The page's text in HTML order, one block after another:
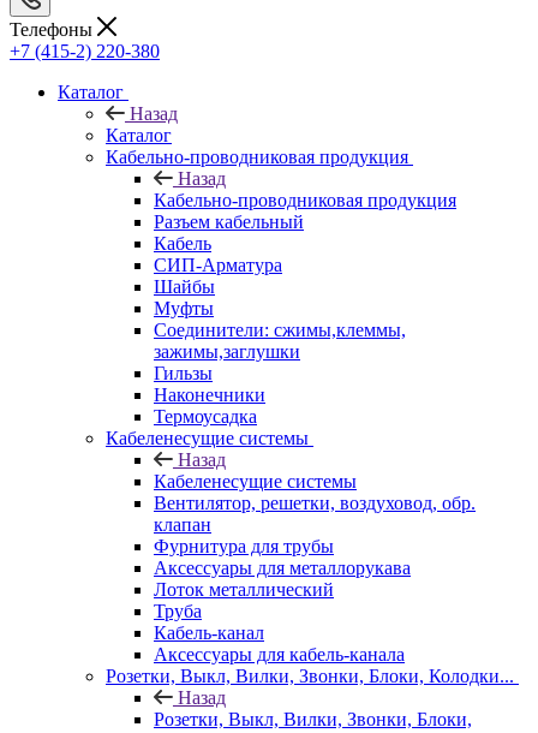
Телефоны
+7 (415-2) 220-380
Каталог
Назад
Каталог
Кабельно-проводниковая продукция
Назад
Кабельно-проводниковая продукция
Разъем кабельный
Кабель
СИП-Арматура
Шайбы
Муфты
Соединители: сжимы,клеммы,
зажимы,заглушки
Гильзы
Наконечники
Термоусадка
Кабеленесущие системы
Назад
Кабеленесущие системы
Вентилятор, решетки, воздуховод, обр.
клапан
Фурнитура для трубы
Аксессуары для металлорукава
Лоток металлический
Труба
Кабель-канал
Аксессуары для кабель-канала
Розетки, Выкл, Вилки, Звонки, Блоки, Колодки...
Назад
Розетки, Выкл, Вилки, Звонки, Блоки,